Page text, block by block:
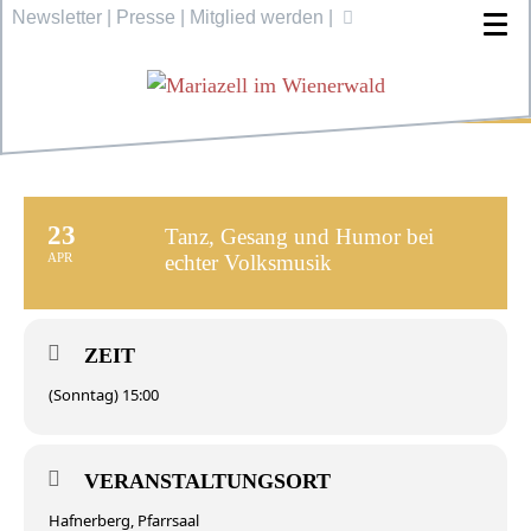
Newsletter Presse Mitglied werden
23
APR
Tanz, Gesang und Humor bei
echter Volksmusik
ZEIT
(Sonntag) 15:00
VERANSTALTUNGSORT
Hafnerberg, Pfarrsaal